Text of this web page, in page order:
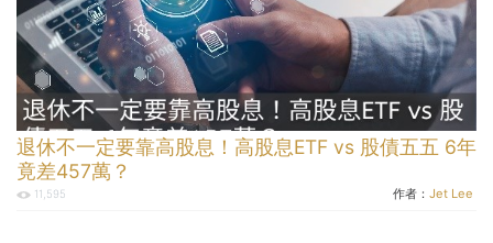
退休不一定要靠高股息！高股息ETF vs 股債五五 6年
竟差457萬？
11,595 作者： Jet Lee